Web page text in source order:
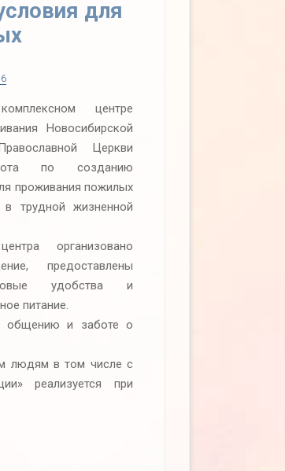
для
центре
Новосибирской
Церкви
по созданию
проживания пожилых
трудной жизненной
организовано
предоставлены
удобства и
питание.
общению и заботе о
людям в том числе с
реализуется при